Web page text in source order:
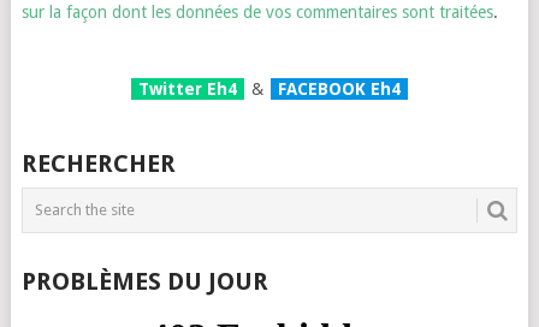
sur la façon dont les données de vos commentaires sont traitées.
Twitter Eh4 & FACEBOOK Eh4
RECHERCHER
PROBLÈMES DU JOUR